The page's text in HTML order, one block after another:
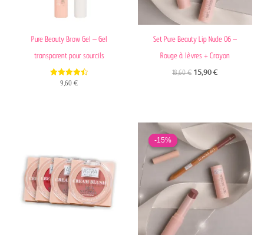
Pure Beauty Brow Gel – Gel
transparent pour sourcils
4.50
9,60 €
Set Pure Beauty Lip Nude 06 –
Rouge à lèvres + Crayon
18,60€ 15,90€
-15%
-15%
Le
initial
était :
18,60 €.
prix
actuel
15,90 €.